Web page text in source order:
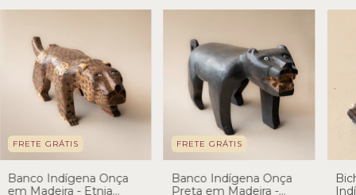
FRETE GRÁTIS
Banco Indígena Onça
em Madeira - Etnia
FRETE GRÁTIS
Banco Indígena Onça
Preta em Madeira -